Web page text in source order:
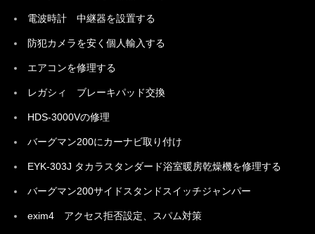
電波時計 中継器を設置する
防犯カメラを安く個人輸入する
エアコンを修理する
レガシィ ブレーキパッド交換
HDS-3000Vの修理
バーグマン200にカーナビ取り付け
EYK-303J タカラスタンダード浴室暖房乾燥機を修理する
バーグマン200サイドスタンドスイッチジャンパー
exim4 アクセス拒否設定、スパム対策